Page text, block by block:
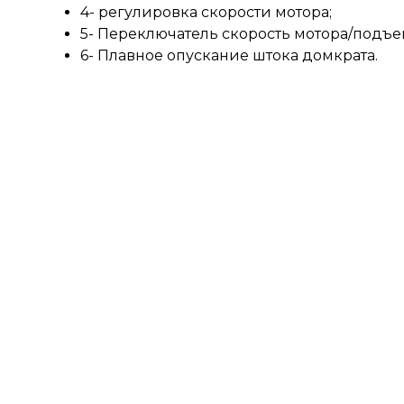
4- регулировка скорости мотора;
5- Переключатель скорость мотора/
6- Плавное опускание штока домкрата.